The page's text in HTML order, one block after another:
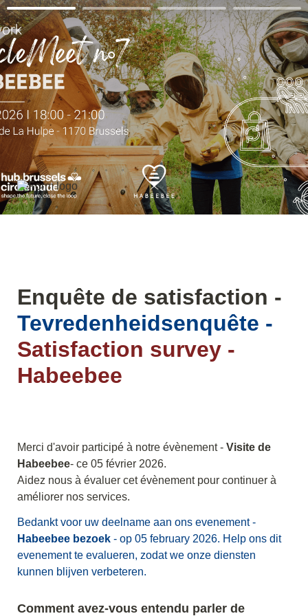
Tevredenheidsenquête -
Satisfaction survey -
Habeebee
Merci d'avoir participé à notre évènement - Visite de
Habeebee- ce 05 février 2026.
Aidez nous à évaluer cet évènement pour continuer à
Habeebee bezoek - op 05 february 2026. Help ons dit
evenement te evalueren, zodat we onze diensten
Comment avez-vous entendu parler de